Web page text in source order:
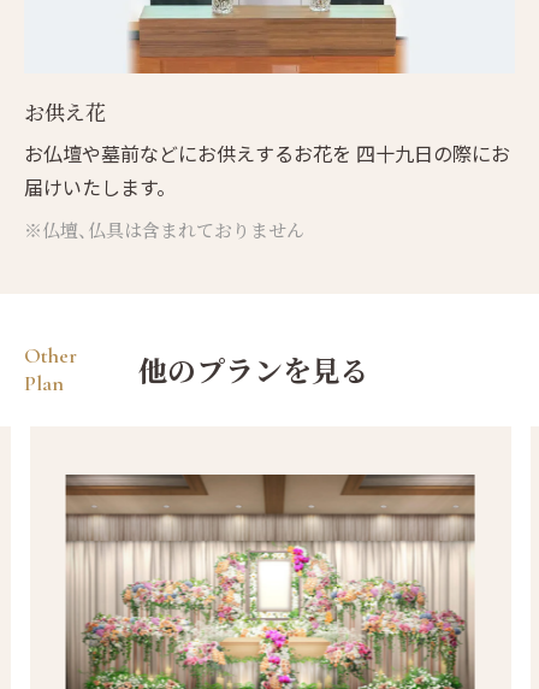
お供え花
お仏壇や墓前などにお供えするお花を 四十九日の際にお
届けいたします。
※仏壇、仏具は含まれておりません
Other
Plan
他のプランを見る